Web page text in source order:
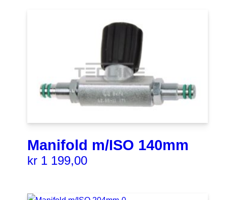
Manifold m/ISO 140mm
kr 1 199,00